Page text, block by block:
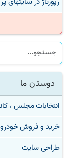
دوستان ما
انتخابات مجلس ،
خرید و فروش خودرو
طراحی سایت